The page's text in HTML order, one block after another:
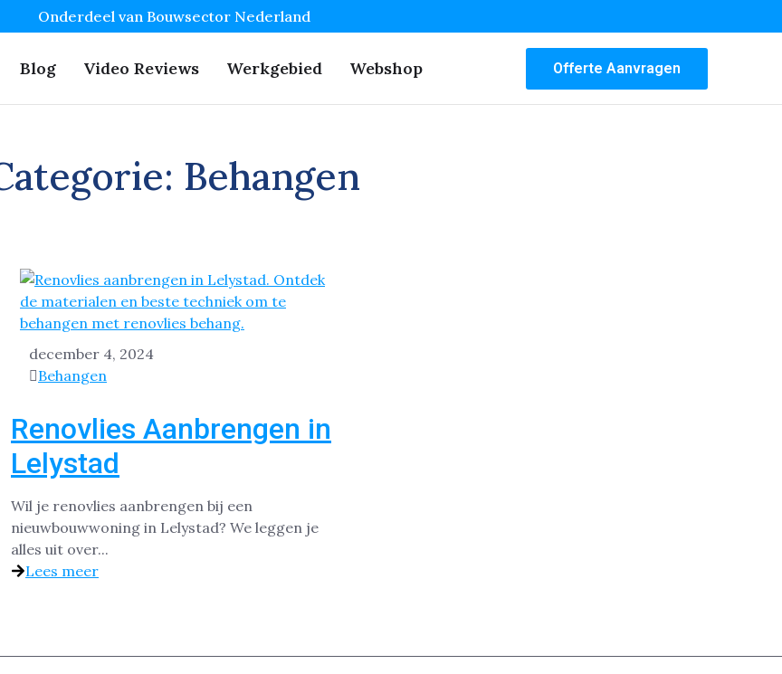
Onderdeel van Bouwsector Nederland
Blog Video Reviews Werkgebied Webshop Offerte Aanvragen
Behangen
december 4, 2024
Behangen
Renovlies Aanbrengen in
Lelystad
Wil je renovlies aanbrengen bij een
nieuwbouwwoning in Lelystad? We leggen je
alles uit over...
Lees meer